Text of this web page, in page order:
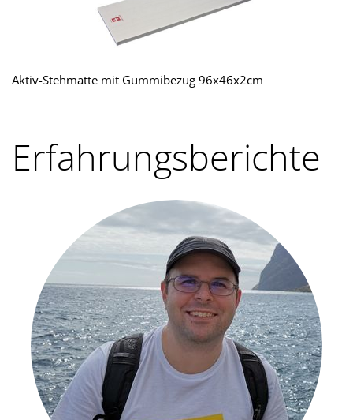
Aktiv-Stehmatte mit Gummibezug 96x46x2cm
Erfahrungsberichte